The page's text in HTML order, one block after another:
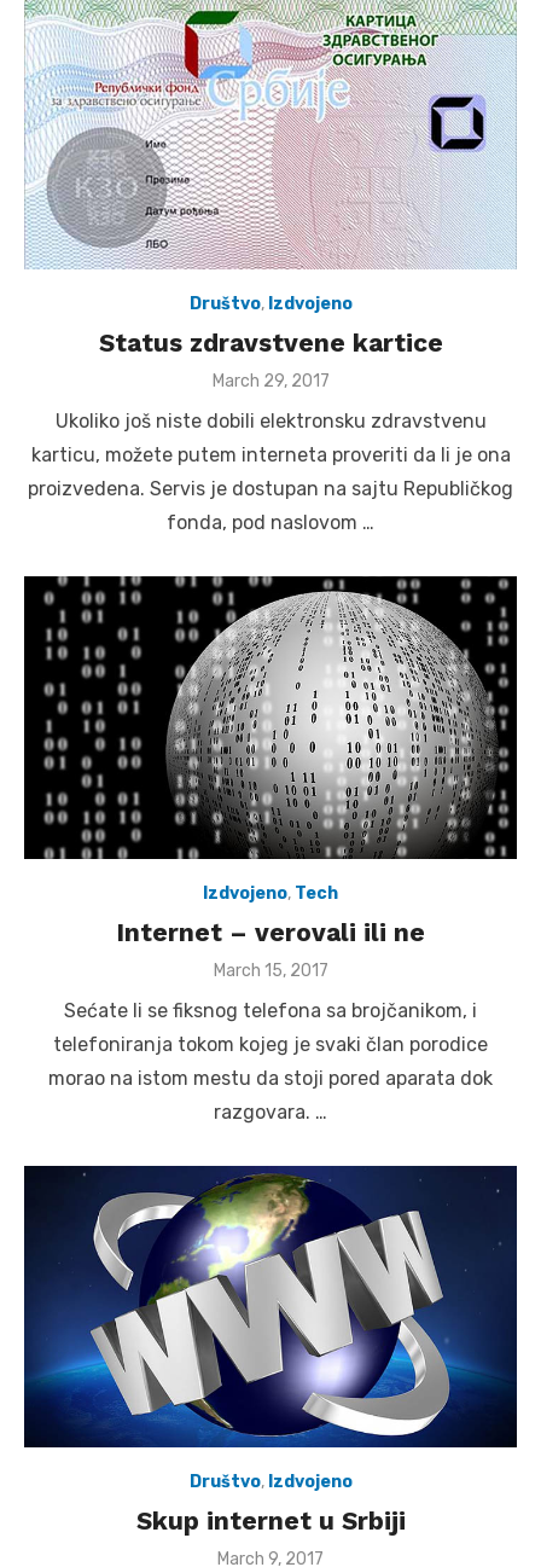
Društvo, Izdvojeno
Status zdravstvene kartice
Posted
March 29, 2017
Ukoliko još niste dobili elektronsku zdravstvenu
karticu, možete putem interneta proveriti da li je ona
proizvedena. Servis je dostupan na sajtu Republičkog
fonda, pod naslovom …
Izdvojeno, Tech
Internet – verovali ili ne
Posted
March 15, 2017
Sećate li se fiksnog telefona sa brojčanikom, i
telefoniranja tokom kojeg je svaki član porodice
morao na istom mestu da stoji pored aparata dok
razgovara. …
Društvo, Izdvojeno
Skup internet u Srbiji
Posted
March 9, 2017